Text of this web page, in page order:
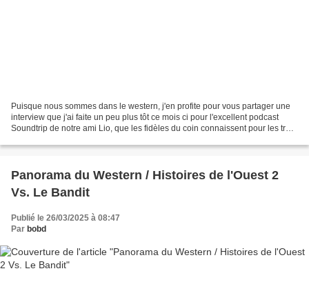
Puisque nous sommes dans le western, j'en profite pour vous partager une
interview que j'ai faite un peu plus tôt ce mois ci pour l'excellent podcast
Soundtrip de notre ami Lio, que les fidèles du coin connaissent pour les très
Panorama du Western / Histoires de l'Ouest 2
Vs. Le Bandit
Publié le 26/03/2025 à 08:47
Par bobd